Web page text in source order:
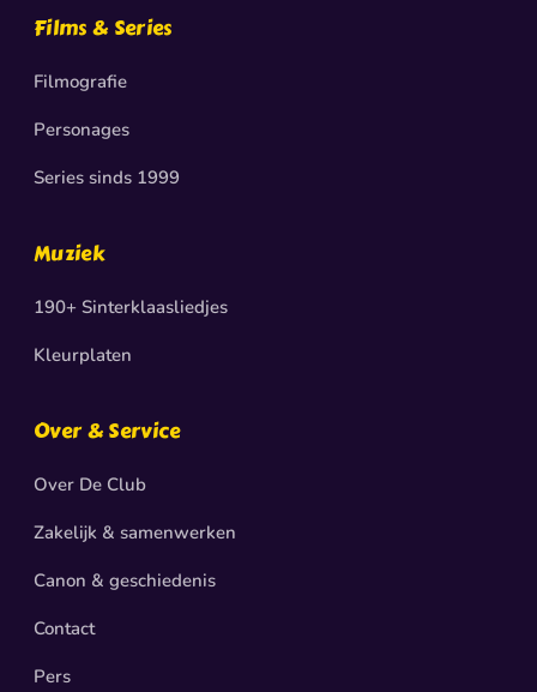
Films & Series
Filmografie
Personages
Series sinds 1999
Muziek
190+ Sinterklaasliedjes
Kleurplaten
Over & Service
Over De Club
Zakelijk & samenwerken
Canon & geschiedenis
Contact
Pers